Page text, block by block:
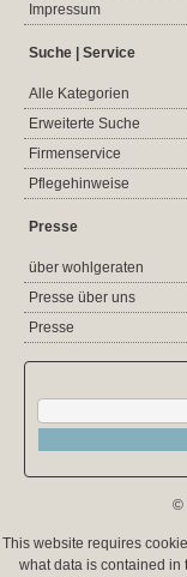
Impressum
Suche | Service
Alle Kategorien
Erweiterte Suche
Firmenservice
Pflegehinweise
Presse
über wohlgeraten
Presse über uns
Presse
©
This website requires
what data is contained in